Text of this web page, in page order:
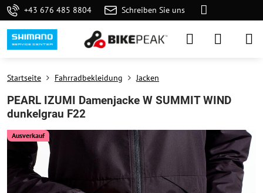
+43 676 485 8804 Schreiben Sie uns
Ausverkauf
Startseite Fahrradbekleidung Jacken
PEARL IZUMI Damenjacke W SUMMIT WIND
dunkelgrau F22